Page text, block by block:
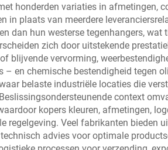
honderden variaties in afmetingen,
plaats van meerdere
dan hun westerse tegenhangers,
zich door uitstekende
blijvende vervorming,
en chemische bestendigheid tegen
belaste industriële locaties die
context
kopers kleuren, afmetingen,
Veel fabrikanten bieden
advies voor optimale